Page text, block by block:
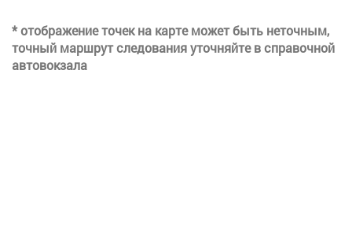
* отображение точек на карте может быть неточным,
точный маршрут следования уточняйте в справочной
автовокзала